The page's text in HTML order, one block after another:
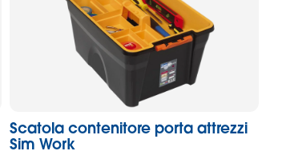
Scatola contenitore porta attrezzi
Sim Work